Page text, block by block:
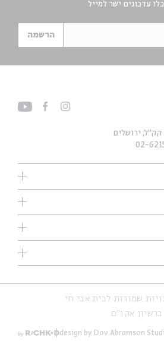
עדכונים ישר למייל
הרשמה
02-
אקו״ם
design by Dov Abramson